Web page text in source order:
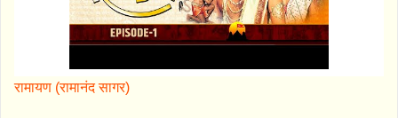
रामायण (रामानंद सागर)